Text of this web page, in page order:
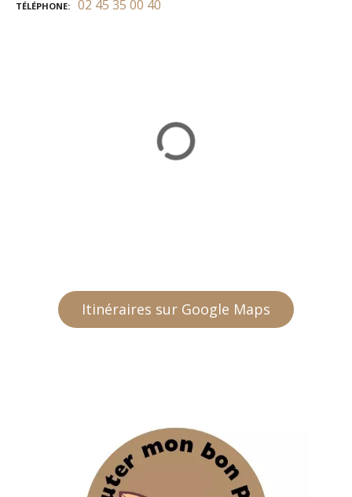
TÉLÉPHONE 02 45 35 00 40
Itinéraires sur Google Maps